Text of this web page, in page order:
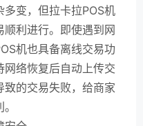
变，但拉卡拉POS机
利进行。即使遇到网
机也具备离线交易功
络恢复后自动上传交
的交易失败，给商家